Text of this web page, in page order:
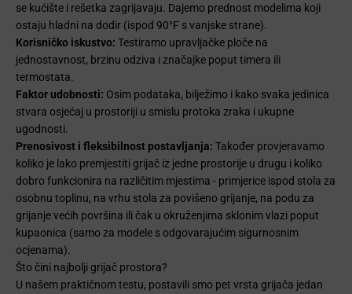
se kućište i rešetka zagrijavaju. Dajemo prednost modelima koji
ostaju hladni na dodir (ispod 90°F s vanjske strane).
Korisničko iskustvo: Testiramo upravljačke ploče na
jednostavnost, brzinu odziva i značajke poput timera ili
termostata.
Faktor udobnosti: Osim podataka, bilježimo i kako svaka jedinica
stvara osjećaj u prostoriji u smislu protoka zraka i ukupne
ugodnosti.
Prenosivost i fleksibilnost postavljanja: Također provjeravamo
koliko je lako premjestiti grijač iz jedne prostorije u drugu i koliko
dobro funkcionira na različitim mjestima - primjerice ispod stola za
osobnu toplinu, na vrhu stola za povišeno grijanje, na podu za
grijanje većih površina ili čak u okruženjima sklonim vlazi poput
kupaonica (samo za modele s odgovarajućim sigurnosnim
ocjenama).
Što čini najbolji grijač prostora?
U našem praktičnom testu, postavili smo pet vrsta grijača jedan